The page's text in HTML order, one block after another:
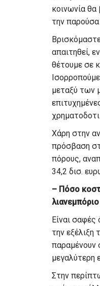
κοινωνία
την παρούσα
απαιτηθεί,
θέτουμε σε
μεταξύ των
Χάρη στην
πρόσβαση
πόρους,
34,2 δισ.
– Πόσο
Είναι σαφές
την εξέλιξη
παραμένουν
μεγαλύτερη
Στην